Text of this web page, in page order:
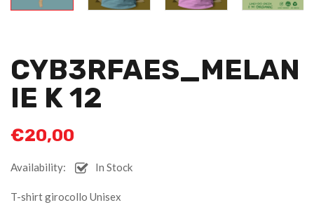
CYB3RFAES_MELAN
IE K 12
€20,00
Availability: In Stock
T-shirt girocollo Unisex